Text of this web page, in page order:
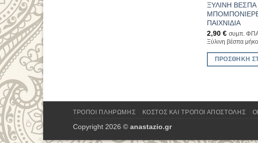
ΞΥΛΙΝΗ ΒΕΣΠΑ
ΠΑΙΧΝΙΔΙΑ
2,90 € συμπ.
Ξύλινη βέσπα
ΠΡΟΣΘΉΚΗ
ΤΡΌΠΟΙ ΠΛΗΡΩΜΉΣ ΚΌΣΤΟΣ ΚΑΙ ΤΡΌΠΟΙ ΑΠΟΣΤΟΛΉΣ
Copyright 2026 © anastazio.gr